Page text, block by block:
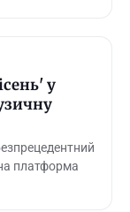
у
платформа